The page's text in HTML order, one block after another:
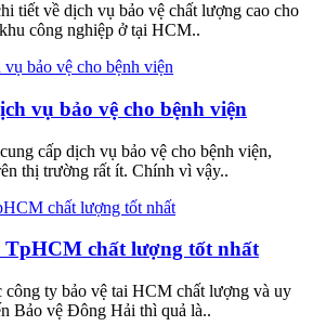
tiết về dịch vụ bảo vệ chất lượng cao cho
công nghiệp ở tại HCM..
vụ bảo vệ cho bệnh viện
cấp dịch vụ bảo vệ cho bệnh viện,
thị trường rất ít. Chính vì vậy..
TpHCM chất lượng tốt nhất
công ty bảo vệ tai HCM chất lượng và uy
Bảo vệ Đông Hải thì quả là..